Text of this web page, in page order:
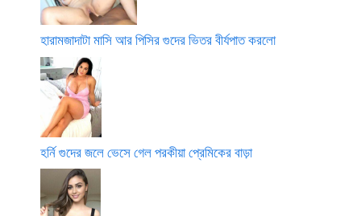
হারামজাদাটা মাসি আর পিসির গুদের ভিতর বীর্যপাত করলো
হর্নি গুদের জলে ভেসে গেল পরকীয়া প্রেমিকের বাড়া